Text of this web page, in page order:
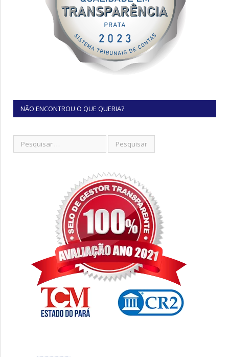
NÃO ENCONTROU O QUE QUERIA?